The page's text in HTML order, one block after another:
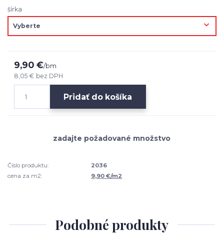
šírka
9,90 €/bm
8,05 € bez DPH
Pridať do košíka
Číslo produktu:
2036
cena za m2:
9,90 €/m2
Podobné produkty